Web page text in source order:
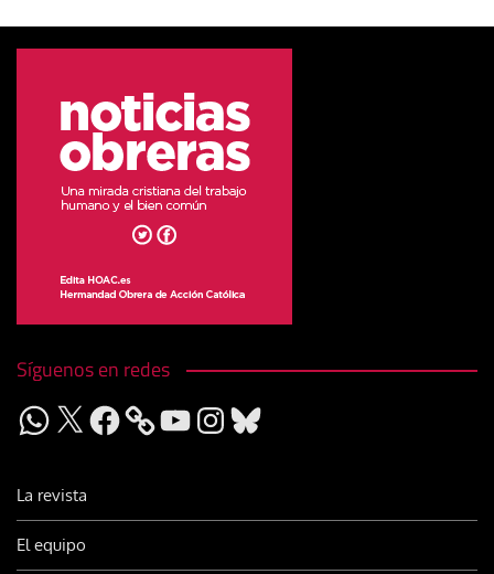
Síguenos en redes
WhatsApp
X Facebook YouTubeInstagram
Bluesky
La revista
El equipo